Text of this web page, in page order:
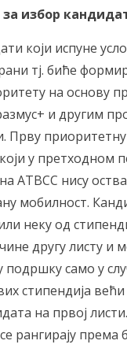
избор
који испуне
тј. биће
на основу
и другим
Прву приоритетну
у претходном
АТВСС нису
мобилност.
неку од
другу листу и
подршку само у
стипендија
на првој листи.
рангирају према